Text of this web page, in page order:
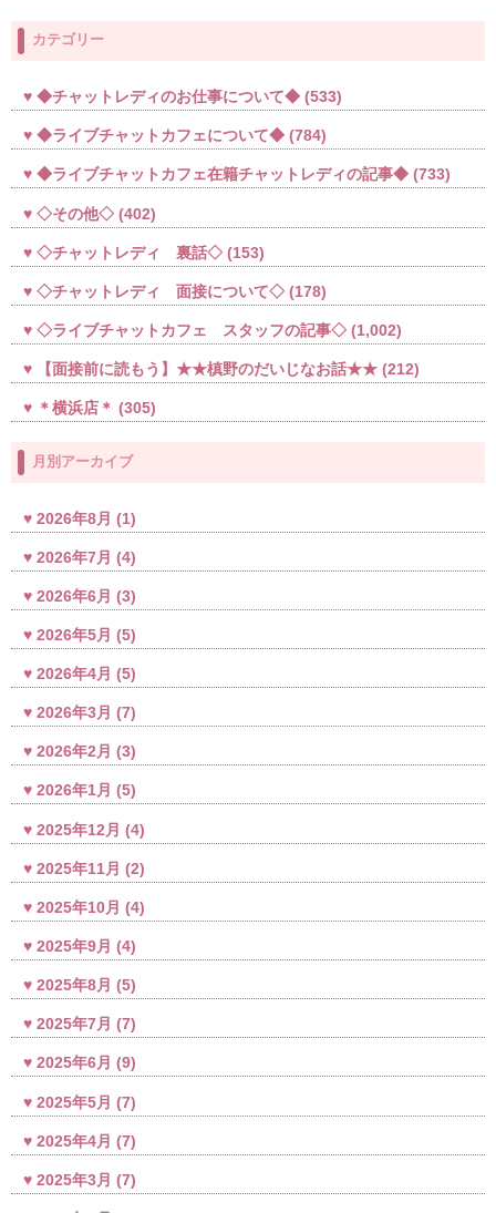
カテゴリー
◆チャットレディのお仕事について◆ (533)
◆ライブチャットカフェについて◆ (784)
◆ライブチャットカフェ在籍チャットレディの記事◆ (733)
◇その他◇ (402)
◇チャットレディ 裏話◇ (153)
◇チャットレディ 面接について◇ (178)
◇ライブチャットカフェ スタッフの記事◇ (1,002)
【面接前に読もう】★★槙野のだいじなお話★★ (212)
＊横浜店＊ (305)
月別アーカイブ
2026年8月 (1)
2026年7月 (4)
2026年6月 (3)
2026年5月 (5)
2026年4月 (5)
2026年3月 (7)
2026年2月 (3)
2026年1月 (5)
2025年12月 (4)
2025年11月 (2)
2025年10月 (4)
2025年9月 (4)
2025年8月 (5)
2025年7月 (7)
2025年6月 (9)
2025年5月 (7)
2025年4月 (7)
2025年3月 (7)